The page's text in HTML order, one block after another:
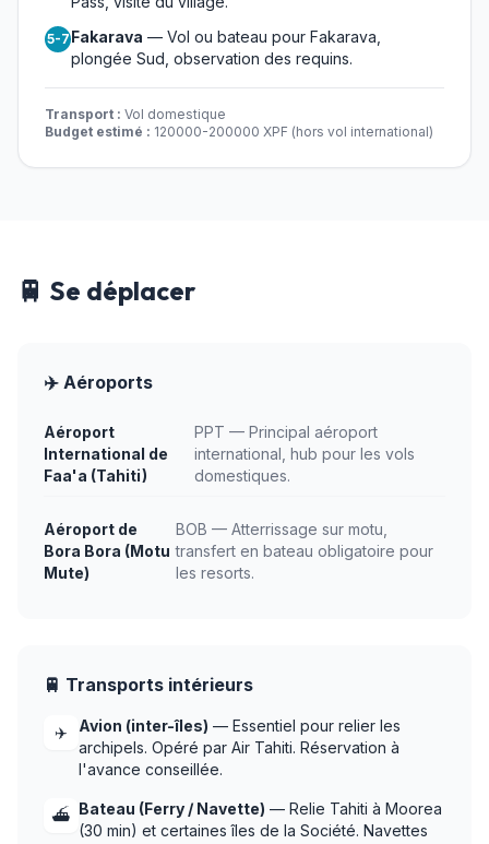
5-7Fakarava — Vol ou bateau pour Fakarava,
plongée Sud, observation des requins.
Transport : Vol domestique
Budget estimé : 120000-200000 XPF (hors vol international)
🚆 Se déplacer
✈️ Aéroports
Aéroport
International de
Faa'a (Tahiti)
PPT — Principal aéroport
international, hub pour les vols
domestiques.
Aéroport de
Bora Bora (Motu
Mute)
BOB — Atterrissage sur motu,
transfert en bateau obligatoire pour
les resorts.
🚆 Transports intérieurs
✈️ Avion (inter-îles) — Essentiel pour relier les
archipels. Opéré par Air Tahiti. Réservation à
l'avance conseillée.
⛴️ Bateau (Ferry / Navette) — Relie Tahiti à Moorea
(30 min) et certaines îles de la Société. Navettes